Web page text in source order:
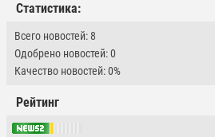
Статистика:
Всего новостей: 8
Одобрено новостей: 0
Качество новостей: 0%
Рейтинг